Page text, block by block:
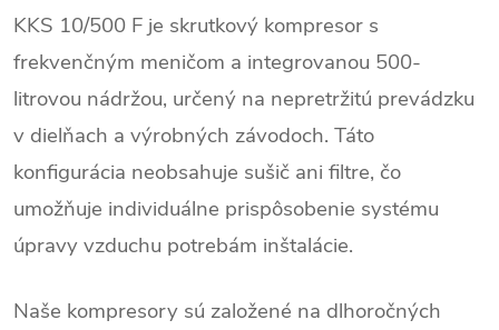
KKS 10/500 F je skrutkový kompresor s
frekvenčným meničom a integrovanou 500-
litrovou nádržou, určený na nepretržitú prevádzku
v dielňach a výrobných závodoch. Táto
konfigurácia neobsahuje sušič ani filtre, čo
umožňuje individuálne prispôsobenie systému
úpravy vzduchu potrebám inštalácie.
Naše kompresory sú založené na dlhoročných